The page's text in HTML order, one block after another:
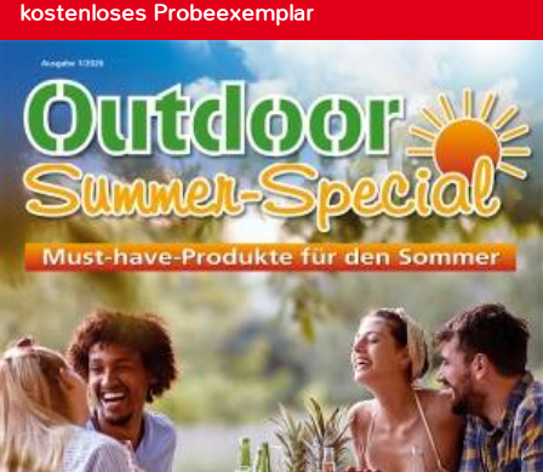
kostenloses Probeexemplar